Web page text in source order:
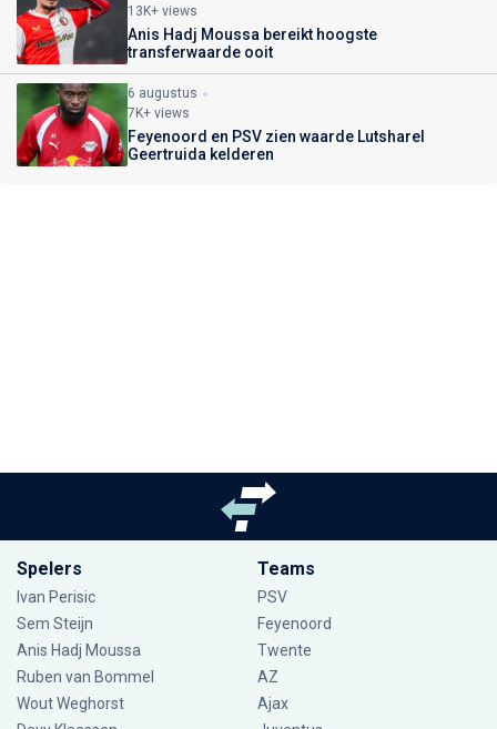
13K+ views
Anis Hadj Moussa bereikt hoogste
transferwaarde ooit
6 augustus
7K+ views
Feyenoord en PSV zien waarde Lutsharel
Geertruida kelderen
Spelers
Ivan Perisic
Sem Steijn
Anis Hadj Moussa
Ruben van Bommel
Wout Weghorst
Teams
PSV
Feyenoord
Twente
AZ
Ajax